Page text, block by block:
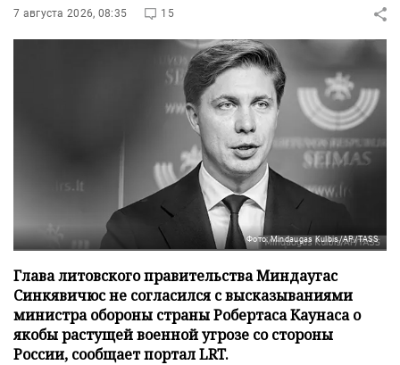
7 августа 2026, 08:35 15
Фото: Mindaugas Kulbis/AP/TASS
Глава литовского правительства Миндаугас
Синкявичюс не согласился с высказываниями
министра обороны страны Робертаса Каунаса о
якобы растущей военной угрозе со стороны
России, сообщает портал LRT.